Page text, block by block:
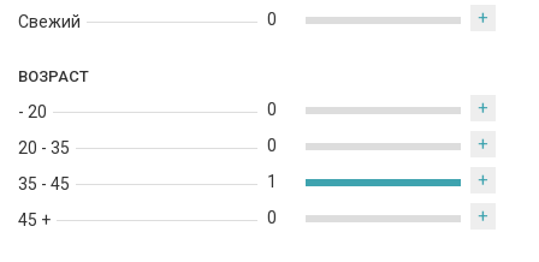
Свежий 0 +
ВОЗРАСТ
- 20
20 - 35
35 - 45
45 +
0 +
0 +
1 +
0 +